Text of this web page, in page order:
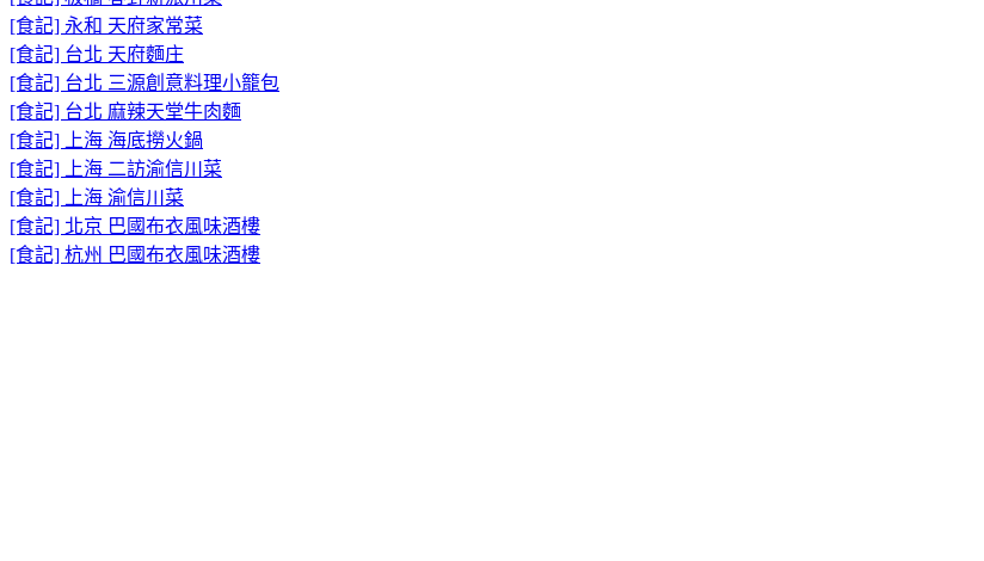
[食記] 永和 天府家常菜
[食記] 台北 天府麵庄
[食記] 台北 三源創意料理小籠包
[食記] 台北 麻辣天堂牛肉麵
[食記] 上海 海底撈火鍋
[食記] 上海 二訪渝信川菜
[食記] 上海 渝信川菜
[食記] 北京 巴國布衣風味酒樓
[食記] 杭州 巴國布衣風味酒樓